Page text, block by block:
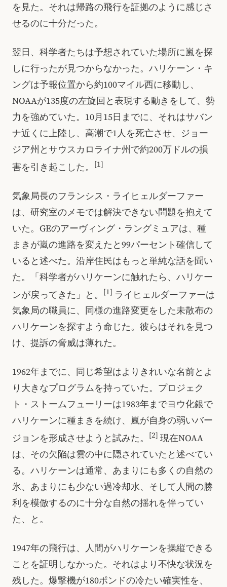
を見た。それは帰路の飛行を証拠のように感じさ
せるのに十分だった。
翌日、科学者たちは予想されていた場所に嵐を探
しに行ったが見つからなかった。ハリケーン・キ
ングは予報位置から約100マイル西に移動し、
NOAAが135度の左旋回と表現する動きをして、勢
力を強めていた。10月15日までに、それはサバン
ナ近くに上陸し、高潮で1人を死亡させ、ジョー
ジア州とサウスカロライナ州で約200万ドルの損
害を引き起こした。
[1]
気象局長のフランシス・ライヒェルダーファー
は、研究室のメモでは解決できない問題を抱えて
いた。GEのアーヴィング・ラングミュアは、種
まきが嵐の進路を変えたと99パーセント確信して
いると述べた。沿岸住民はもっと単純な話を聞い
た。「科学者がハリケーンに触れたら、ハリケー
ンが戻ってきた」と。
[1] ライヒェルダーファーは
気象局の職員に、同様の進路変更をした未散布の
ハリケーンを探すよう命じた。彼らはそれを見つ
け、提訴の脅威は薄れた。
1962年までに、同じ希望はよりきれいな名前とよ
り大きなプログラムを持っていた。プロジェク
ト・ストームフューリーは1983年までヨウ化銀で
ハリケーンに種まきを続け、嵐が自身の弱いバー
ジョンを形成させようと試みた。
[2] 現在NOAA
は、その欠陥は雲の中に隠されていたと述べてい
る。ハリケーンは通常、あまりにも多くの自然の
氷、あまりにも少ない過冷却水、そして人間の勝
利を模倣するのに十分な自然の揺れを伴ってい
た、と。
1947年の飛行は、人間がハリケーンを操縦できる
ことを証明しなかった。それはより不快な状況を
残した。爆撃機が180ポンドの冷たい確実性を、